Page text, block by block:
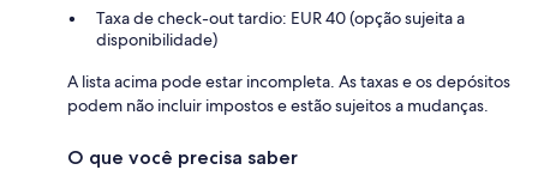
Taxa de check-out tardio: EUR 40 (opção sujeita a
disponibilidade)
A lista acima pode estar incompleta. As taxas e os depósitos
podem não incluir impostos e estão sujeitos a mudanças.
O que você precisa saber